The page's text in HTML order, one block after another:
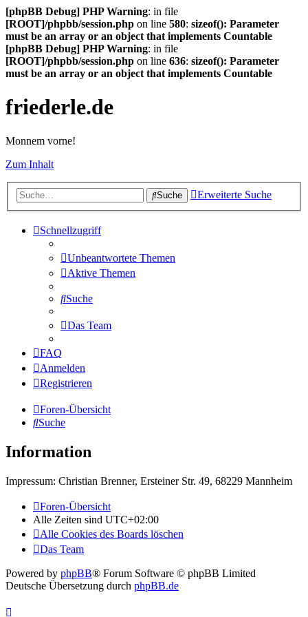
[phpBB Debug] PHP Warning: in file
[ROOT]/phpbb/session.php on line 580: sizeof(): Parameter
must be an array or an object that implements Countable
[phpBB Debug] PHP Warning: in file
[ROOT]/phpbb/session.php on line 636: sizeof(): Parameter
must be an array or an object that implements Countable
friederle.de
Monnem vorne!
Zum Inhalt
Suche Erweiterte Suche
Schnellzugriff
Unbeantwortete Themen
Aktive Themen
Suche
Das Team
FAQ
Anmelden
Registrieren
Foren-Übersicht
Suche
Information
Impressum: Christian Brenner, Ersteiner Str. 49, 68229 Mannheim
Foren-Übersicht
Alle Zeiten sind UTC+02:00
Alle Cookies des Boards löschen
Das Team
Powered by phpBB® Forum Software © phpBB Limited
Deutsche Übersetzung durch phpBB.de